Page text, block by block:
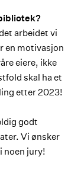
arbeidet vi
en motivasjon
eiere, ikke
skal ha et
etter 2023!
godt
Vi ønsker
noen jury!